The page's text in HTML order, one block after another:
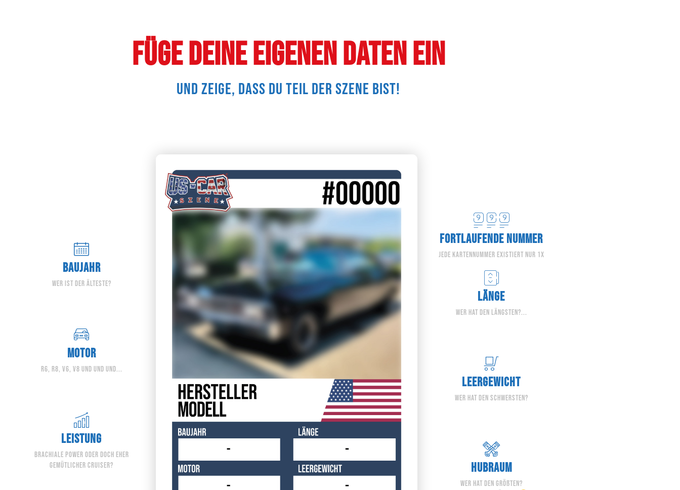
Füge deine eigenen Daten ein
und zeige, dass du teil der Szene bist!
BAUJAHR
wer ist der älteste?
MOTOR
r6, r8, v6, v8 und und und...
LEISTUNG
Brachiale power oder doch eher
gemütlicher cruiser?
FORTLAUFENDE NUMMER
jede Kartennummer existiert nur 1x
LÄNGE
Wer hat den längsten?...
LEERGEWICHT
wer hat den schwersten?
HUBRAUM
wer hat den größten?